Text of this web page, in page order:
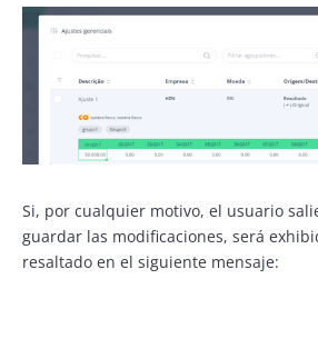
Si, por cualquier motivo, el usuario
guardar las modificaciones, será
resaltado en el siguiente mensaje: